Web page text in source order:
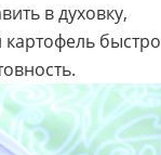
в духовку,
быстро